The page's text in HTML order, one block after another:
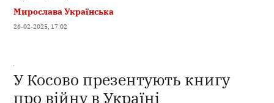
Мирослава Українська
26-02-2025, 17:02
У Косово презентують книгу
про війну в Україні